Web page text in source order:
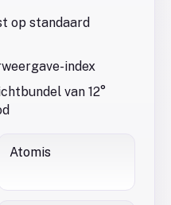
op standaard
index
van 12°
Atomis